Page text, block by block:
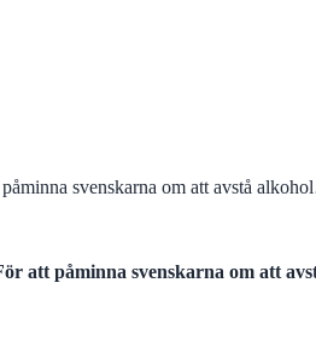
svenskarna om att avstå
att påminna svenskarna om att